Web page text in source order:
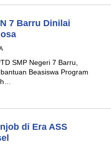
7 Barru Dinilai
SMP Negeri 7 Barru,
Beasiswa Program
di Era ASS